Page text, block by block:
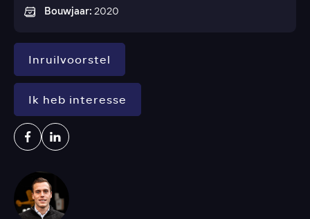
Bouwjaar:2020
Inruilvoorstel
Ik heb interesse